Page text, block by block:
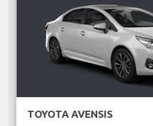
TOYOTA AVENSIS